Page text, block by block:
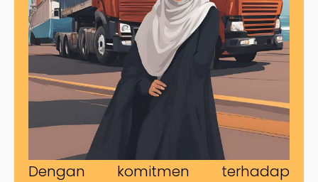
Dengan komitmen terhadap